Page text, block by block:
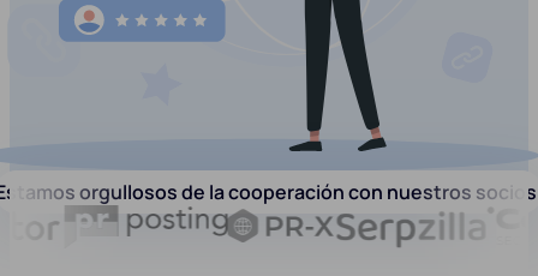
orgullosos de la cooperación con nuestros